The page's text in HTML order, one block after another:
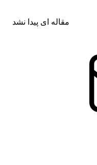
مقاله ای پیدا نشد